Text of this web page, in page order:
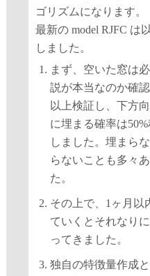
ゴリズムになります。
最新の model RJFC は
しました。
まず、空いた窓は
説が本当なのか確
以上検証し、下方
に埋まる確率は
しました。埋まら
らないことも多々
た。
その上で、1ヶ月以
ていくとそれなり
ってきました。
独自の特徴量作成